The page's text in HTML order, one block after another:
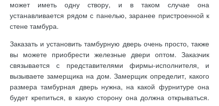
может иметь одну створу, и в таком случае она
устанавливается рядом с панелью, заранее пристроенной к
стене тамбура.
Заказать и установить тамбурную дверь очень просто, также
вы можете приобрести железные двери оптом. Заказчик
связывается с представителями фирмы-исполнителя, и
вызываете замерщика на дом. Замерщик определит, какого
размера тамбурная дверь нужна, на какой фурнитуре она
будет крепиться, в какую сторону она должна открываться.